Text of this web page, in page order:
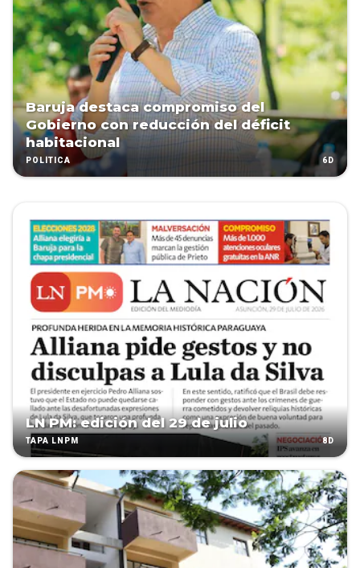
Baruja destaca compromiso del
Gobierno con reducción del déficit
habitacional
POLÍTICA 6D
LN PM: edición del 29 de julio
TAPA LNPM 8D